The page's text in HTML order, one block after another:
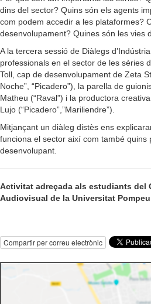
dins del sector? Quins són els agents
com podem accedir a les plataformes?
desenvolupament? Quines són les vies
A la tercera sessió de Diàlegs
professionals en el sector de les sèries
Toll, cap de desenvolupament de Zeta
Noche”, “Picadero”), la parella de
Matheu (“Raval”) i la productora
Lujo (“Picadero”,”Mariliendre”).
Mitjançant un diàleg distès ens
funciona el sector així com també quins
desenvolupant.
Activitat adreçada als estudiants del
Audiovisual de la Universitat Pompeu
Compartir per correu electrònic